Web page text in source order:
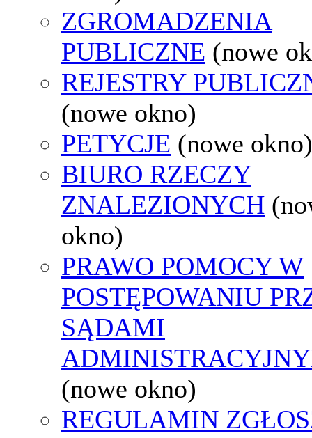
ZGROMADZENIA
PUBLICZNE (nowe
REJESTRY
(nowe okno)
PETYCJE (nowe okno)
BIURO RZECZY
ZNALEZIONYCH
okno)
PRAWO POMOCY W
POSTĘPOWANIU
SĄDAMI
(nowe okno)
REGULAMIN